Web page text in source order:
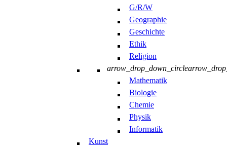
G/R/W
Geographie
Geschichte
Ethik
Religion
arrow_drop_down_circle
Mathematik
Biologie
Chemie
Physik
Informatik
Kunst